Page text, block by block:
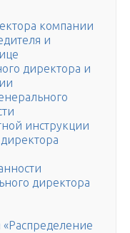
компании
и
директора и
инструкции
директора
«Распределение